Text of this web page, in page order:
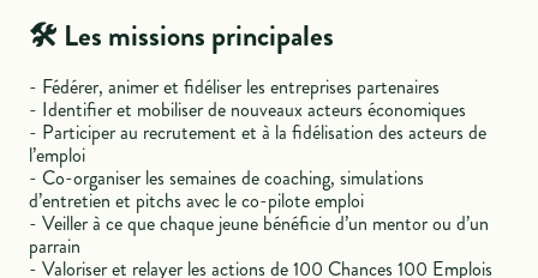
🛠️ Les missions principales
- Fédérer, animer et fidéliser les entreprises partenaires
- Identifier et mobiliser de nouveaux acteurs économiques
- Participer au recrutement et à la fidélisation des acteurs de
l’emploi
- Co-organiser les semaines de coaching, simulations
d’entretien et pitchs avec le co-pilote emploi
- Veiller à ce que chaque jeune bénéficie d’un mentor ou d’un
parrain
- Valoriser et relayer les actions de 100 Chances 100 Emplois